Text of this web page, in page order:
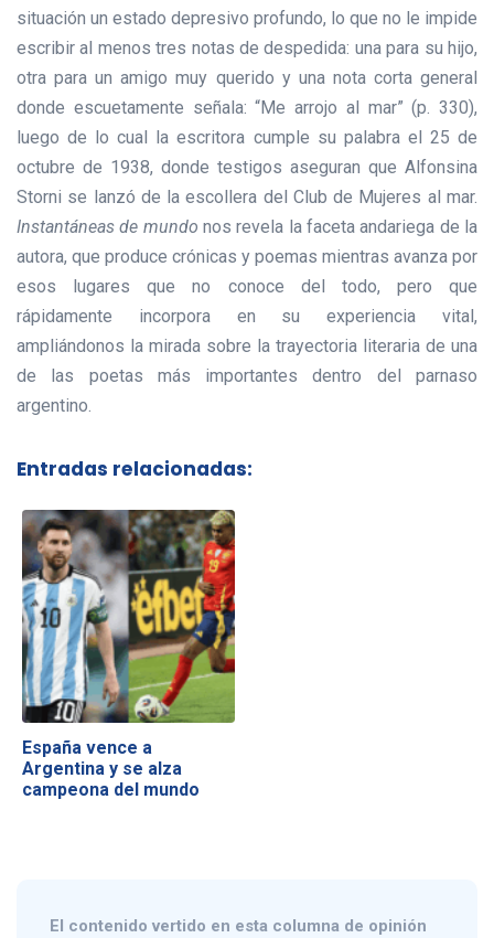
situación un estado depresivo profundo, lo que no le impide
escribir al menos tres notas de despedida: una para su hijo,
otra para un amigo muy querido y una nota corta general
donde escuetamente señala: “Me arrojo al mar” (p. 330),
luego de lo cual la escritora cumple su palabra el 25 de
octubre de 1938, donde testigos aseguran que Alfonsina
Storni se lanzó de la escollera del Club de Mujeres al mar.
Instantáneas de mundo nos revela la faceta andariega de la
autora, que produce crónicas y poemas mientras avanza por
esos lugares que no conoce del todo, pero que
rápidamente incorpora en su experiencia vital,
ampliándonos la mirada sobre la trayectoria literaria de una
de las poetas más importantes dentro del parnaso
argentino.
Entradas relacionadas:
España vence a
Argentina y se alza
campeona del mundo
El contenido vertido en esta columna de opinión